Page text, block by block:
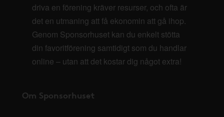
driva en förening kräver resurser, och ofta är
det en utmaning att få ekonomin att gå ihop.
Genom Sponsorhuset kan du enkelt stötta
din favoritförening samtidigt som du handlar
online – utan att det kostar dig något extra!
Om Sponsorhuset